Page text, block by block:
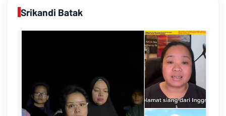
Srikandi Batak